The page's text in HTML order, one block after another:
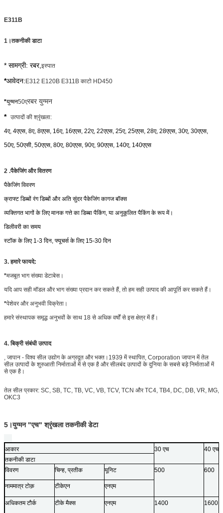
E311B
1।तकनीकी डाटा
* सामग्री: रबर, इस्पात
*आवेदन:E312 E120B E311B काटो HD450
*युग्मन50एरबर युग्मन
* उत्पादों की श्रृंखला:
4ए, 4एएस, 8ए, 8एएस, 16ए, 16एएस, 22ए, 22एएस, 25ए, 25एएस, 28ए, 28एएस, 30ए, 30एएस,
50ए, 50एसी, 50एएस, 80ए, 80एएस, 90ए, 90एएस, 140ए, 140एएस
2 .पैकेजिंग और वितरण
पैकेजिंग विवरण
क्राफ्ट डिब्बों रंग डिब्बों और अति सुंदर पैकेजिंग कागज बॉक्स
व्यक्तिगत भागों के लिए मानक गत्ते का डिब्बा पैकिंग, या अनुकूलित पैकिंग के रूप में।
डिलीवरी का समय
स्टॉक के लिए 1-3 दिन, फ्यूचर्स के लिए 15-30 दिन
3. हमारे फायदे:
*मजबूत भाग संख्या डेटाबेस।
यदि आप सही मॉडल और भाग संख्या प्रदान कर सकते हैं, तो हम सही उत्पाद की आपूर्ति कर सकते हैं।
*पेशेवर और अनुभवी विक्रेता।
हमारे संस्थापक समृद्ध अनुभवों के साथ 18 से अधिक वर्षों से इस क्षेत्र में हैं।
4. बिक्री संबंधी उत्पाद
, जापान - विश्व सील उद्योग के अग्रदूत और भक्त।1939 में स्थापित, Corporation जापान में तेल
सील उत्पादों के शुरुआती निर्माताओं में से एक है और सीलबंद उत्पादों के दुनिया के सबसे बड़े निर्माताओं में
से एक है।
तेल सील प्रकार: SC, SB, TC, TB, VC, VB, TCV, TCN और TC4, TB4, DC, DB, VR, MG,
OKC3
5।युग्मन "एच" श्रृंखला तकनीकी डेटा
आकार 30 एच
40 एच
तकनीकी डाटा
विवरण
चिन्ह, प्रतीक यूनिट 500 600
नाममात्र टोक़ टीकेएन एनएम
अधिकतम टौर्क टीके मैक्स एनएम 1400 1600